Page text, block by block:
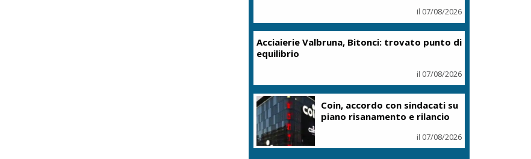
il 07/08/2026
Acciaierie Valbruna, Bitonci: trovato punto di
equilibrio
il 07/08/2026
Coin, accordo con sindacati su
piano risanamento e rilancio
il 07/08/2026